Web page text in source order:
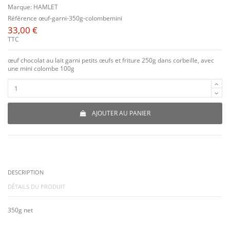
Marque: HAMLET
Référence œuf-garni-350g-colombemini
33,00 €
TTC
œuf chocolat au lait garni petits œufs et friture 250g dans corbeille, avec
une mini colombe 100g
AJOUTER AU PANIER
DESCRIPTION
DÉTAILS DU PRODUIT
350g net